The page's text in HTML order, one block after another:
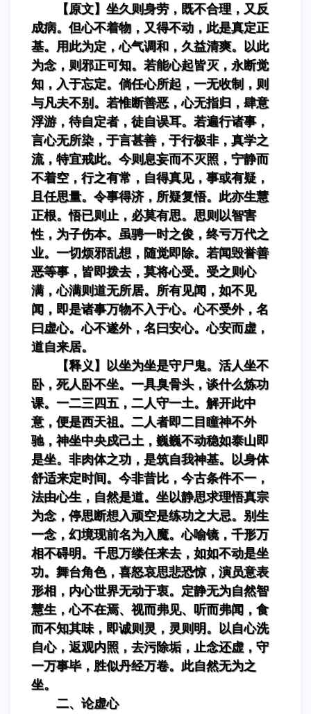
【原文】坐久则身劳，既不合理，又反
成病。但心不着物，又得不动，此是真定正
基。用此为定，心气调和，久益清爽。以此
为念，则邪正可知。若能心起皆灭，永断觉
知，入于忘定。倘任心所起，一无收制，则
与凡夫不别。若惟断善恶，心无指归，肆意
浮游，待自定者，徒自误耳。若遍行诸事，
言心无所染，于言甚善，于行极非，真学之
流，特宜戒此。今则息妄而不灭照，宁静而
不着空，行之有常，自得真见，事或有疑，
且任思量。令事得济，所疑复悟。此亦生慧
正根。悟已则止，必莫有思。思则以智害
性，为子伤本。虽骋一时之俊，终亏万代之
业。一切烦邪乱想，随觉即除。若闻毁誉善
恶等事，皆即拨去，莫将心受。受之则心
满，心满则道无所居。所有见闻，如不见
闻，即是诸事万物不入于心。心不受外，名
曰虚心。心不遂外，名曰安心。心安而虚，
道自来居。
【释义】以坐为坐是守尸鬼。活人坐不
卧，死人卧不坐。一具臭骨头，谈什么炼功
课。一二三四五，二人守一土。解开此中
意，便是西天祖。二人者即二目瞳神不外
驰，神坐中央戍己土，巍巍不动稳如泰山即
是坐。非肉体之功，是筑自我神基。以身体
舒适来定时间。今非昔比，今古条件不一，
法由心生，自然是道。坐以静思求理悟真宗
为念，停思断想入顽空是练功之大忌。别生
一念，幻境现前名为入魔。心喻镜，千形万
相不碍明。千思万缕任来去，如如不动是坐
功。舞台角色，喜怒哀思悲恐惊，演员意表
形相，内心世界无动于衷。定静无为自然智
慧生，心不在焉、视而弗见、听而弗闻，食
而不知其味，即诚则灵，灵则明。以自心洗
自心，返观内照，去污除垢，止念还虚，守
一万事毕，胜似丹经万卷。此自然无为之
坐。
二、论虚心